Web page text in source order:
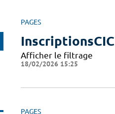
PAGES
InscriptionsCIC
Afficher le filtrage
18/02/2026 15:25
PAGES